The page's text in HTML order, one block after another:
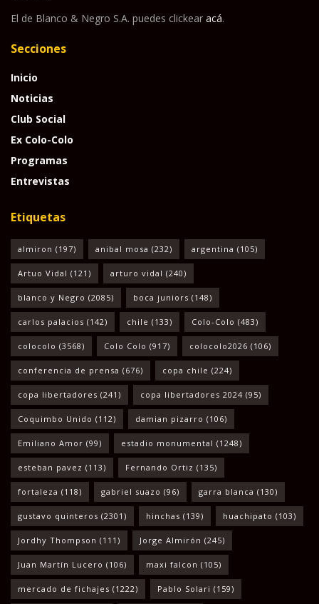
El de Blanco & Negro S.A. puedes clickear acá.
Secciones
Inicio
Noticias
Club Social
Ex Colo-Colo
Programas
Entrevistas
Etiquetas
almiron (197) anibal mosa (232) argentina (105)
Artuo Vidal (121) arturo vidal (240)
blanco y Negro (2085) boca juniors (148)
carlos palacios (142) chile (133) Colo-Colo (483)
colocolo (3568) Colo Colo (917) colocolo2026 (106)
conferencia de prensa (676) copa chile (224)
copa libertadores (241) copa libertadores 2024 (95)
Coquimbo Unido (112) damian pizarro (106)
Emiliano Amor (99) estadio monumental (1248)
esteban pavez (113) Fernando Ortiz (135)
fortaleza (118) gabriel suazo (96) garra blanca (130)
gustavo quinteros (2301) hinchas (139) huachipato (103)
Jordhy Thompson (111) Jorge Almirón (245)
Juan Martín Lucero (106) maxi falcon (105)
mercado de fichajes (1222) Pablo Solari (159)